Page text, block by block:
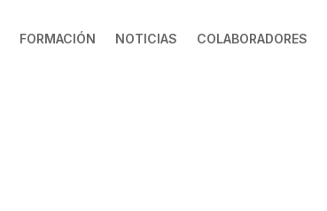
FORMACIÓN NOTICIAS COLABORADORES